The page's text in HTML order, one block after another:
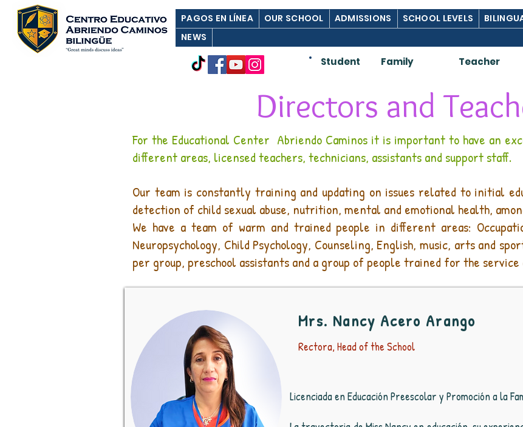
PAGOS EN LÍNEA OUR SCHOOL ADMISSIONS SCHOOL LEVELS
NEWS
Student Family Teacher
Directors and
For the Educational Center Abriendo Caminos it is important to have an
different areas, licensed teachers, technicians, assistants and support staff.
Our team is constantly training and updating on issues related to initial
detection of child sexual abuse, nutrition, mental and emotional health,
We have a team of warm and trained people in different areas:
Neuropsychology, Child Psychology, Counseling, English, music, arts and
per group, preschool assistants and a group of people trained for the service
Mrs. Nancy Acero Arango
Rectora, Head of the School
Licenciada en Educación Preescolar y Promoción a la